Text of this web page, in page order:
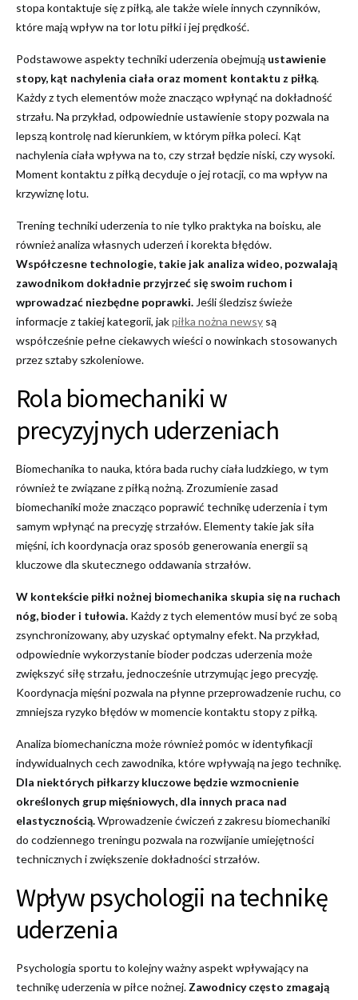
stopa kontaktuje się z piłką, ale także wiele innych czynników,
które mają wpływ na tor lotu piłki i jej prędkość.
Podstawowe aspekty techniki uderzenia obejmują ustawienie
stopy, kąt nachylenia ciała oraz moment kontaktu z piłką.
Każdy z tych elementów może znacząco wpłynąć na dokładność
strzału. Na przykład, odpowiednie ustawienie stopy pozwala na
lepszą kontrolę nad kierunkiem, w którym piłka poleci. Kąt
nachylenia ciała wpływa na to, czy strzał będzie niski, czy wysoki.
Moment kontaktu z piłką decyduje o jej rotacji, co ma wpływ na
krzywiznę lotu.
Trening techniki uderzenia to nie tylko praktyka na boisku, ale
również analiza własnych uderzeń i korekta błędów.
Współczesne technologie, takie jak analiza wideo, pozwalają
zawodnikom dokładnie przyjrzeć się swoim ruchom i
wprowadzać niezbędne poprawki. Jeśli śledzisz świeże
informacje z takiej kategorii, jakpiłka nożna newsy są
współcześnie pełne ciekawych wieści o nowinkach stosowanych
przez sztaby szkoleniowe.
Rola biomechaniki w
precyzyjnych uderzeniach
Biomechanika to nauka, która bada ruchy ciała ludzkiego, w tym
również te związane z piłką nożną. Zrozumienie zasad
biomechaniki może znacząco poprawić technikę uderzenia i tym
samym wpłynąć na precyzję strzałów. Elementy takie jak siła
mięśni, ich koordynacja oraz sposób generowania energii są
kluczowe dla skutecznego oddawania strzałów.
W kontekście piłki nożnej biomechanika skupia się na ruchach
nóg, bioder i tułowia. Każdy z tych elementów musi być ze sobą
zsynchronizowany, aby uzyskać optymalny efekt. Na przykład,
odpowiednie wykorzystanie bioder podczas uderzenia może
zwiększyć siłę strzału, jednocześnie utrzymując jego precyzję.
Koordynacja mięśni pozwala na płynne przeprowadzenie ruchu, co
zmniejsza ryzyko błędów w momencie kontaktu stopy z piłką.
Analiza biomechaniczna może również pomóc w identyfikacji
indywidualnych cech zawodnika, które wpływają na jego technikę.
Dla niektórych piłkarzy kluczowe będzie wzmocnienie
określonych grup mięśniowych, dla innych praca nad
elastycznością.Wprowadzenie ćwiczeń z zakresu biomechaniki
do codziennego treningu pozwala na rozwijanie umiejętności
technicznych i zwiększenie dokładności strzałów.
Wpływ psychologii na technikę
uderzenia
Psychologia sportu to kolejny ważny aspekt wpływający na
technikę uderzenia w piłce nożnej. Zawodnicy często zmagają